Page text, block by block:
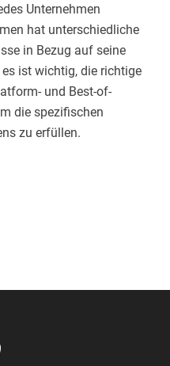
Unternehmen
hat unterschiedliche
in Bezug auf seine
ist wichtig, die richtige
und Best-of-
die spezifischen
zu erfüllen.